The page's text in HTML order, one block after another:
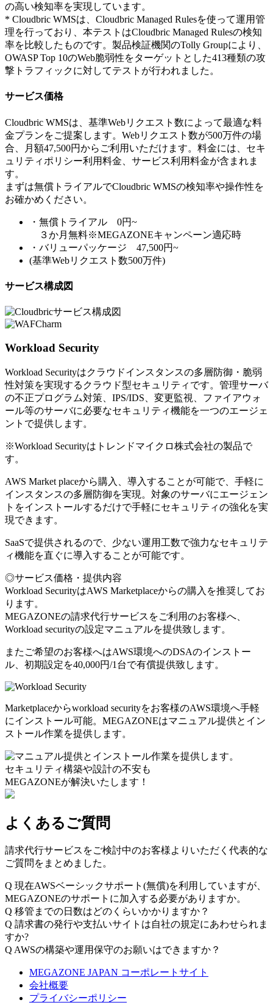
の高い検知率を実現しています。
* Cloudbric WMSは、Cloudbric Managed Rulesを使って運用管
理を行っており、本テストはCloudbric Managed Rulesの検知
率を比較したものです。製品検証機関のTolly Groupにより、
OWASP Top 10のWeb脆弱性をターゲットとした413種類の攻
撃トラフィックに対してテストが行われました。
サービス価格
Cloudbric WMSは、基準Webリクエスト数によって最適な料
金プランをご提案します。Webリクエスト数が500万件の場
合、月額47,500円からご利用いただけます。料金には、セキ
ュリティポリシー利用料金、サービス利用料金が含まれま
す。
まずは無償トライアルでCloudbric WMSの検知率や操作性を
お確かめください。
・無償トライアル 0円~
３か月無料※MEGAZONEキャンペーン適応時
・バリューパッケージ 47,500円~
(基準Webリクエスト数500万件)
サービス構成図
Workload Security
Workload Securityはクラウドインスタンスの多層防御・脆弱
性対策を実現するクラウド型セキュリティです。管理サーバ
の不正プログラム対策、IPS/IDS、変更監視、ファイアウォ
ール等のサーバに必要なセキュリティ機能を一つのエージェ
ントで提供します。
※Workload Securityはトレンドマイクロ株式会社の製品で
す。
AWS Market placeから購入、導入することが可能で、手軽に
インスタンスの多層防御を実現。対象のサーバにエージェン
トをインストールするだけで手軽にセキュリティの強化を実
現できます。
SaaSで提供されるので、少ない運用工数で強力なセキュリテ
ィ機能を直ぐに導入することが可能です。
◎サービス価格・提供内容
Workload SecurityはAWS Marketplaceからの購入を推奨してお
ります。
MEGAZONEの請求代行サービスをご利用のお客様へ、
Workload securityの設定マニュアルを提供致します。
またご希望のお客様へはAWS環境へのDSAのインストー
ル、初期設定を40,000円/1台で有償提供致します。
Marketplaceからworkload securityをお客様のAWS環境へ手軽
にインストール可能。MEGAZONEはマニュアル提供とイン
ストール作業を提供します。
セキュリティ構築や設計の不安も
MEGAZONEが解決いたします！
よくあるご質問
請求代行サービスをご検討中のお客様よりいただく代表的な
ご質問をまとめました。
Q 現在AWSベーシックサポート(無償)を利用していますが、
MEGAZONEのサポートに加入する必要がありますか。
Q 移管までの日数はどのくらいかかりますか？
Q 請求書の発行や支払いサイトは自社の規定にあわせられま
すか?
Q AWSの構築や運用保守のお願いはできますか？
MEGAZONE JAPAN コーポレートサイト
会社概要
プライバシーポリシー